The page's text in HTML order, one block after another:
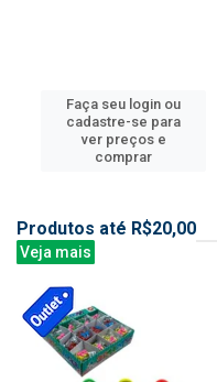
Faça seu login ou
cadastre-se para
ver preços e
comprar
Produtos até R$20,00
Veja mais